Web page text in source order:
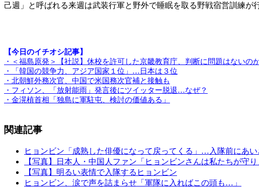
己週」と呼ばれる来週は武装行軍と野外で睡眠を取る野戦宿営訓練
【今日のイチオシ記事】
・＜福島原発＞【社説】休校を許可した京畿教育庁、判断に問題はないの
・「韓国の競争力、アジア国家１位」…日本は３位
・北朝鮮外務次官、中国で米国務次官補と接触も
・フィソン、「放射能雨」発言後にツイッター脱退…なぜ？
・金滉植首相「独島に軍駐屯、検討の価値ある」
関連記事
ヒョンビン「成熟した俳優になって戻ってくる」…入隊前にあい
【写真】日本人・中国人ファン「ヒョンビンさんは私たちが守り
【写真】明るい表情で入隊するヒョンビン
ヒョンビン、涙で声を詰まらせ「軍隊に入ればこの頭も…」